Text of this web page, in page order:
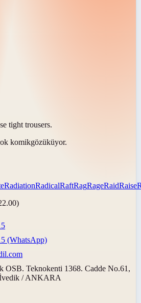
tight trousers.
komikgözüküyor.
RadiationRadicalRaftRagRageRaidRaise
(WhatsApp)
OSB. Teknokenti 1368. Cadde No.61,
/ ANKARA